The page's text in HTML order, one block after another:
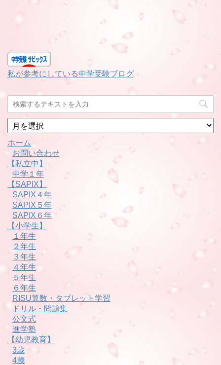
私が参考にしている中学受験ブログ
月
別
ホーム
お問い合わせ
【私立中】
中学１年
【SAPIX】
SAPIX４年
SAPIX５年
SAPIX６年
【小学生】
１年生
２年生
３年生
４年生
５年生
６年生
RISU算数・タブレット学習
ドリル・問題集
公文式
進学塾
【幼児教育】
3歳
4歳